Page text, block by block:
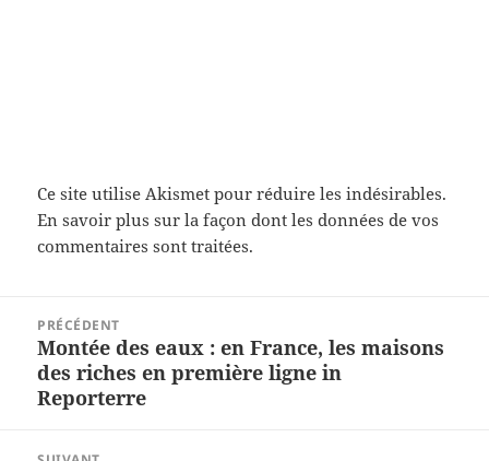
Ce site utilise Akismet pour réduire les indésirables.
En savoir plus sur la façon dont les données de vos
commentaires sont traitées.
l’article
PRÉCÉDENT
Article
précédent :
Montée des eaux : en France, les maisons
des riches en première ligne in
Reporterre